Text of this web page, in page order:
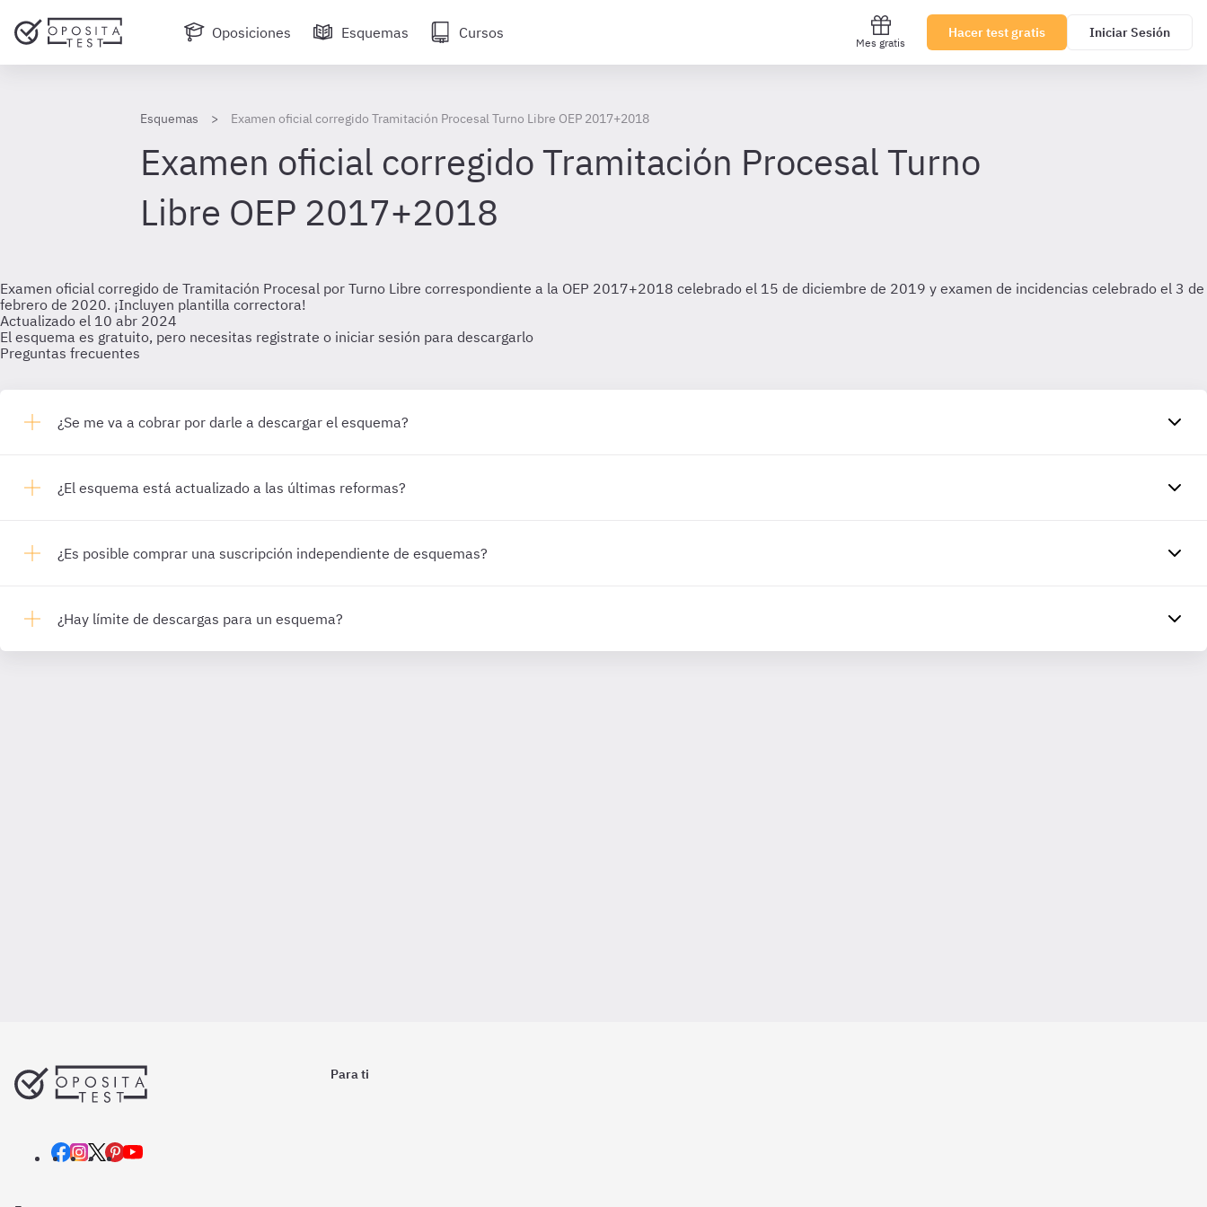
Oposiciones Esquemas Cursos
Mes gratis
Hacer test gratis Iniciar Sesión
Esquemas Examen oficial corregido Tramitación Procesal Turno Libre OEP 2017+2018
Examen oficial corregido Tramitación Procesal Turno
Libre OEP 2017+2018
Examen oficial corregido de Tramitación Procesal por Turno Libre correspondiente a la OEP 2017+2018 celebrado el 15 de diciembre de 2019 y examen de incidencias celebrado el 3 de
febrero de 2020. ¡Incluyen plantilla correctora!
Actualizado el 10 abr 2024
El esquema es gratuito, pero necesitas registrate o iniciar sesión para descargarlo
Preguntas frecuentes
¿Se me va a cobrar por darle a descargar el esquema?
¿El esquema está actualizado a las últimas reformas?
¿Es posible comprar una suscripción independiente de esquemas?
¿Hay límite de descargas para un esquema?
Para ti